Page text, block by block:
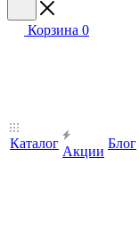
Корзина 0
Каталог
Акции
Блог